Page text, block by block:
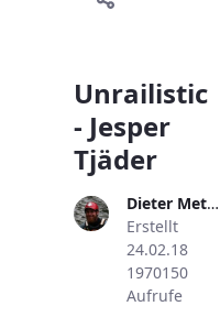
Unrailistic
- Jesper
Tjäder
Dieter Metzler
Erstellt
24.02.18
1970150
Aufrufe